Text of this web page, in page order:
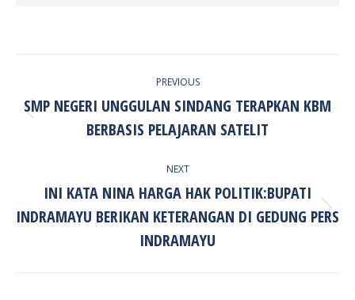
PREVIOUS
Previous
post:
SMP NEGERI UNGGULAN SINDANG TERAPKAN KBM
BERBASIS PELAJARAN SATELIT
NEXT
Next
post:
INI KATA NINA HARGA HAK POLITIK:BUPATI
INDRAMAYU BERIKAN KETERANGAN DI GEDUNG PERS
INDRAMAYU